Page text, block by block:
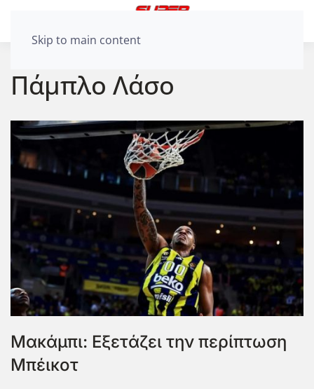
Skip to main content
Πάμπλο Λάσο
Μακάμπι: Εξετάζει την περίπτωση
Μπέικοτ